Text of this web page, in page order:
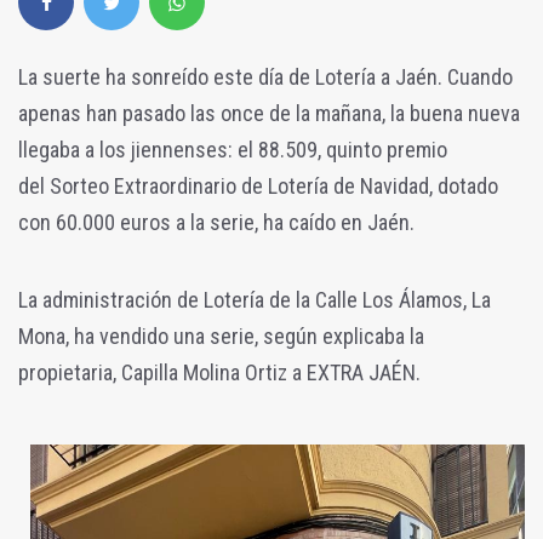
La suerte ha sonreído este día de Lotería a Jaén. Cuando
apenas han pasado las once de la mañana, la buena nueva
llegaba a los jiennenses: el 88.509, quinto premio
del Sorteo Extraordinario de Lotería de Navidad, dotado
con 60.000 euros a la serie, ha caído en Jaén.
La administración de Lotería de la Calle Los Álamos, La
Mona, ha vendido una serie, según explicaba la
propietaria, Capilla Molina Ortiz a EXTRA JAÉN.